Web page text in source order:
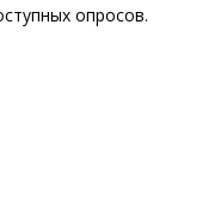
опросов.